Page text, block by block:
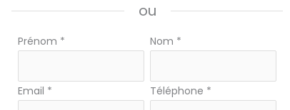
ou
Formulaire
avec
téléphone
Prénom * Nom *
Email * Téléphone *